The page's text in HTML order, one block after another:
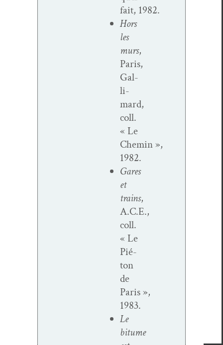
fait, 1982.
Hors
les
murs,
Paris,
Gal­
li­
mard,
coll.
« Le
Chemin »,
1982.
Gares
et
trains,
A.C.E.,
coll.
« Le
Pié­
ton
de
Paris »,
1983.
Le
bitume